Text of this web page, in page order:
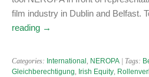
film industry in Dublin and Belfast.
reading →
Categories: International , NEROPA | Tags:
Gleichberechtigung, Irish Equity,